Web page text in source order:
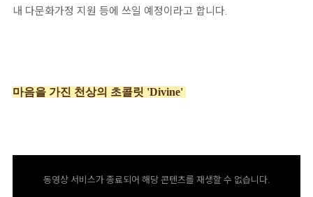
내 다문화가정 지원 등에 쓰일 예정이라고 합니다.
마음을 가진 천상의 초콜릿 'Divine'
동영상 서비스가 종료되어 해당 콘텐츠를 재생할 수 없습니다.